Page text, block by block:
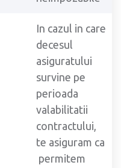
In cazul in care
decesul
asiguratului
survine pe
perioada
valabilitatii
contractului,
te asiguram ca
permitem